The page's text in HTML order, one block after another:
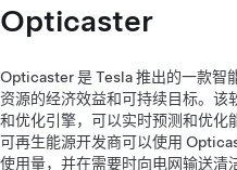
Opticaster
Opticaster 是 Tesla 推出的一款智
资源的经济效益和可持续目标。该
和优化引擎，可以实时预测和优化
可再生能源开发商可以使用
使用量，并在需要时向电网输送